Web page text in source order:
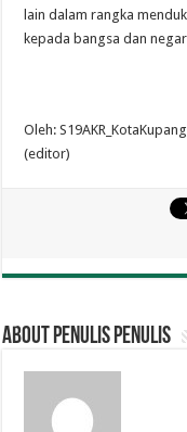
lain dalam rangka
kepada bangsa dan
Oleh:
(editor)
About penulis penulis